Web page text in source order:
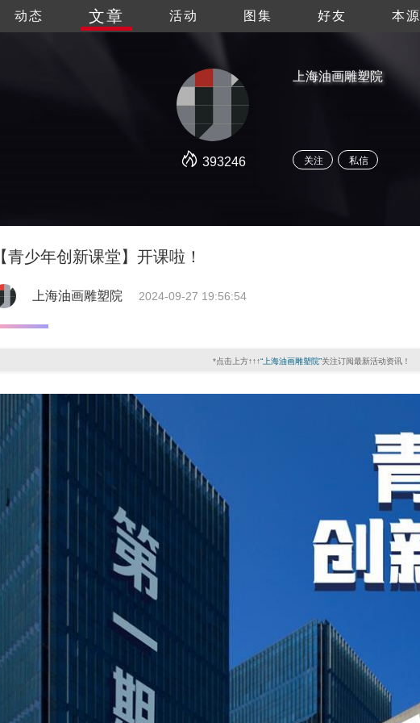
动态 文章 活动 图集 好友 本源
393246
上海油画雕塑院
关注 私信
【青少年创新课堂】开课啦！
上海油画雕塑院 2024-09-27 19:56:54
*点击上方↑↑↑“上海油画雕塑院”关注订阅最新活动资讯！